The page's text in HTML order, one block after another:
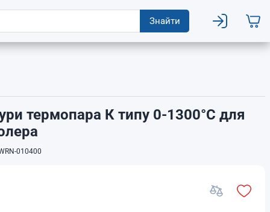
Знайти
термопара К типу 0-1300°C для
010400